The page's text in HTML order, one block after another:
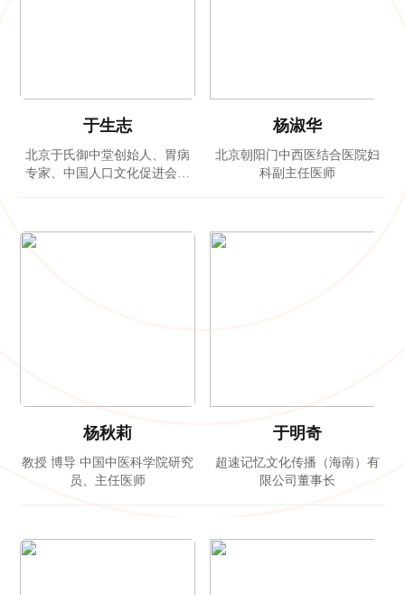
于生志
北京于氏御中堂创始人、胃病
专家、中国人口文化促进会慢
杨淑华
北京朝阳门中西医结合医院妇
科副主任医师
杨秋莉
教授 博导 中国中医科学院研究
员、主任医师
于明奇
超速记忆文化传播（海南）有
限公司董事长